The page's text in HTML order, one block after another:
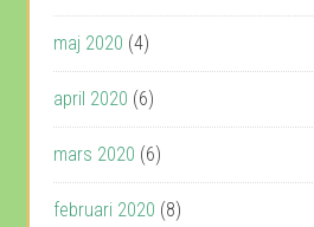
maj 2020 (4)
april 2020 (6)
mars 2020 (6)
februari 2020 (8)